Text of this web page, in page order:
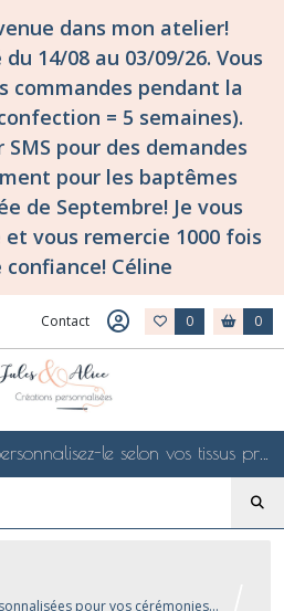
dans mon atelier!
14/08 au 03/09/26. Vous
commandes pendant la
= 5 semaines).
pour des demandes
pour les baptêmes
de Septembre! Je vous
vous remercie 1000 fois
Céline
Contact 0 0
Choisissez un modèle et personnalisez-le selon vos tissus préférés de mes collections en ligne, je le confectionnerai selon vos souhaits
pour vos cérémonies...